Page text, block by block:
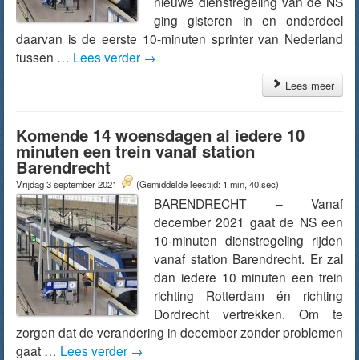
ging gisteren in en onderdeel
daarvan is de eerste 10-minuten sprinter van Nederland
tussen … Lees verder →
Lees meer
Komende 14 woensdagen al iedere 10
minuten een trein vanaf station
Barendrecht
Vrijdag 3 september 2021 (Gemiddelde leestijd: 1 min, 40 sec)
BARENDRECHT – Vanaf
december 2021 gaat de NS een
10-minuten dienstregeling rijden
vanaf station Barendrecht. Er zal
dan iedere 10 minuten een trein
richting Rotterdam én richting
Dordrecht vertrekken. Om te
zorgen dat de verandering in december zonder problemen
gaat … Lees verder →